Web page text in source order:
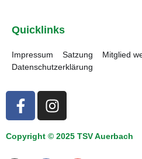
Quicklinks
Impressum Satzung
Mitglied
Datenschutzerklärung
Copyright © 2025 TSV Auerbach